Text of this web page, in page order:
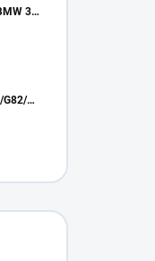
ŠPORTOVÉ ĽADVINKY - MRIEŽKY NA BMW 3 - E90/E91 PO FACELIFTE
ĽADVINKY NA BMW M3/M4 - G80/G81/G82/G83 - DRY CARBON